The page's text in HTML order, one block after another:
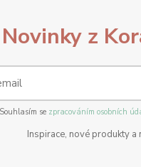
Novinky z
Souhlasím se zpracováním osobních
Inspirace, nové produkty